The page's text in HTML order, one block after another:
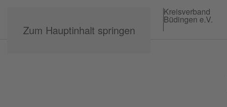
Zum Hauptinhalt springen
Kreisverband
Büdingen e.V.